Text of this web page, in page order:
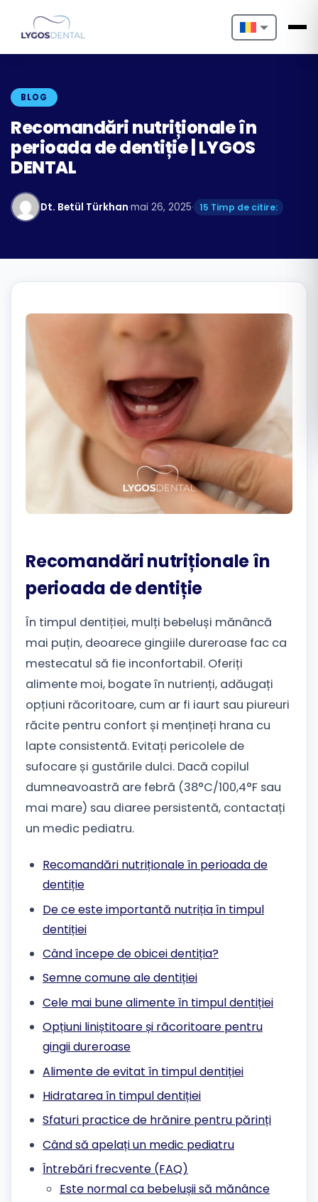
Nederlands
Français
Deutsch
Español
Italiano
Български
Русский
BLOG
Recomandări nutriționale în
perioada de dentiție | LYGOS
DENTAL
Dt. Betül Türkhan·mai 26, 2025· 15 Timp de citire:
Recomandări nutriționale în
perioada de dentiție
În timpul dentiției, mulți bebeluși mănâncă
mai puțin, deoarece gingiile dureroase fac ca
mestecatul să fie inconfortabil. Oferiți
alimente moi, bogate în nutrienți, adăugați
opțiuni răcoritoare, cum ar fi iaurt sau piureuri
răcite pentru confort și mențineți hrana cu
lapte consistentă. Evitați pericolele de
sufocare și gustările dulci. Dacă copilul
dumneavoastră are febră (38°C/100,4°F sau
mai mare) sau diaree persistentă, contactați
un medic pediatru.
Recomandări nutriționale în perioada de
dentiție
De ce este importantă nutriția în timpul
dentiției
Când începe de obicei dentiția?
Semne comune ale dentiției
Cele mai bune alimente în timpul dentiției
Opțiuni liniștitoare și răcoritoare pentru
gingii dureroase
Alimente de evitat în timpul dentiției
Hidratarea în timpul dentiției
Sfaturi practice de hrănire pentru părinți
Când să apelați un medic pediatru
Întrebări frecvente (FAQ)
Este normal ca bebelușii să mănânce